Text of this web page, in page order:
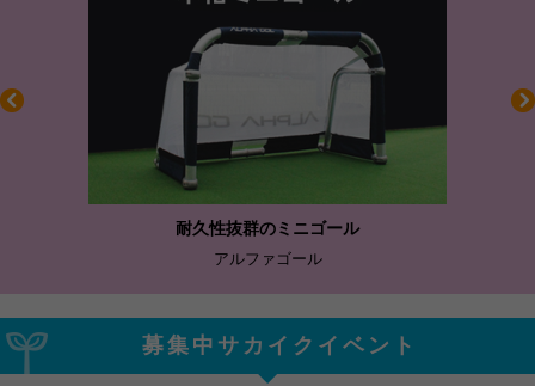
耐久性抜群のミニゴール
アルファゴール
募集中サカイクイベント